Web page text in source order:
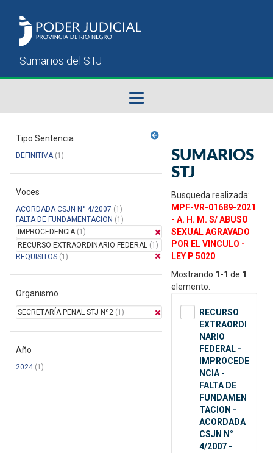
Sumarios del STJ
Manual del Usuario
Tipo Sentencia
DEFINITIVA(1)
Voces
ACORDADA CSJN N° 4/2007 (1)
FALTA DE FUNDAMENTACION (1)
IMPROCEDENCIA(1)
RECURSO EXTRAORDINARIO FEDERAL (1)
REQUISITOS (1)
Organismo
SECRETARÍA PENAL STJ Nº2 (1)
Año
2024(1)
SUMARIOS
STJ
Busqueda realizada:
MPF-VR-01689-2021
- A. H. M. S/ ABUSO
SEXUAL AGRAVADO
POR EL VINCULO -
LEY P 5020
Mostrando 1-1 de 1
elemento.
RECURSO
EXTRAORDI
NARIO
FEDERAL -
IMPROCEDE
NCIA -
FALTA DE
FUNDAMEN
TACION -
ACORDADA
CSJN N°
4/2007 -